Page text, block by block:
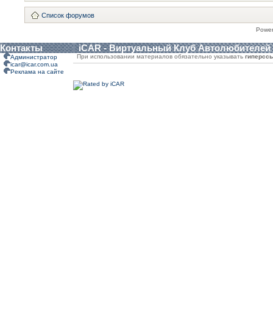
Список форумов
Контакты iCAR - Виртуальный Клуб Автолюбителей
Администратор
icar@icar.com.ua
Реклама на сайте
При использовании материалов обязательно указывать